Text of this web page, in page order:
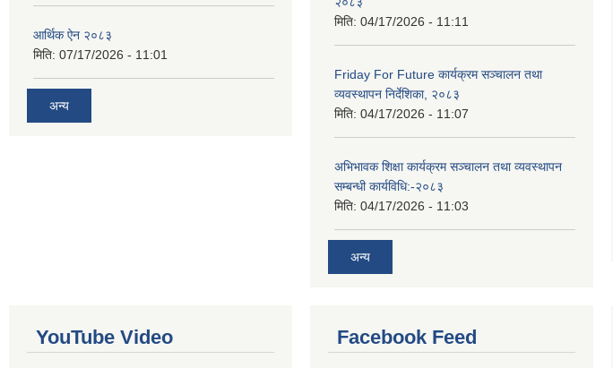
आर्थिक ऐन २०८३
मिति: 07/17/2026 - 11:01
अन्य
मिति: 04/17/2026 - 11:11
Friday For Future कार्यक्रम सञ्चालन तथा
व्यवस्थापन निर्देशिका, २०८३
मिति: 04/17/2026 - 11:07
अभिभावक शिक्षा कार्यक्रम सञ्चालन तथा व्यवस्थापन
सम्बन्धी कार्यविधि:-२०८३
मिति: 04/17/2026 - 11:03
अन्य
YouTube Video Facebook Feed